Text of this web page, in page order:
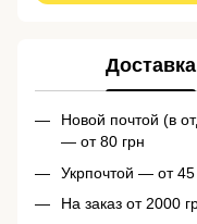
Доставка
Новой почтой (в
— от 80 грн
Укрпочтой — от 45
На заказ от 2000